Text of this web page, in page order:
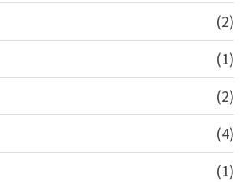
(2)
(1)
(2)
(4)
(1)